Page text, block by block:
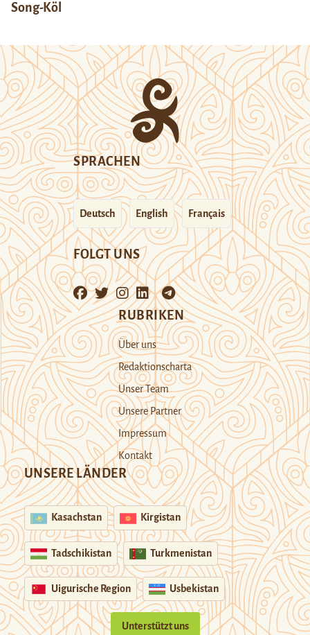
Song-Köl
SPRACHEN
Deutsch English Français
FOLGT UNS
RUBRIKEN
Über uns
Redaktionscharta
Unser Team
Unsere Partner
Impressum
Kontakt
UNSERE LÄNDER
Kasachstan Kirgistan
Tadschikistan Turkmenistan
Uigurische Region Usbekistan
Unterstützt uns